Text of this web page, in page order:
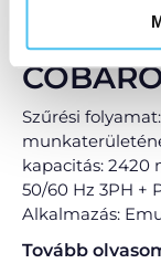
Szűrési
kapacitás: 2420
50/60 Hz 3PH +
Alkalmazás:
Tovább